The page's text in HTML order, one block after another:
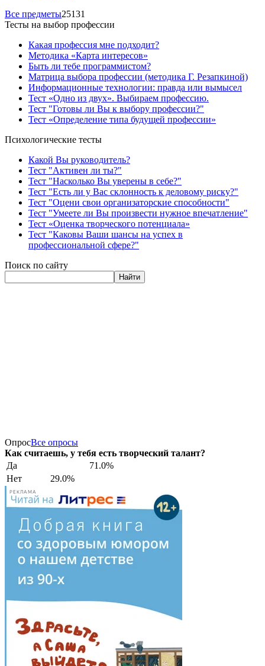
Все предметы25131
Тесты на выбор профессии
Какая профессия мне подходит?
Методика «Карта интересов»
Быть ли тебе программистом?
Матрица выбора профессии (методика Г. Резапкиной)
Информационные технологии: правда или вымысел
Тест «Одно из двух». Выбираем профессию.
Тест "Готовы ли Вы к выбору профессии?"
Тест «Определение типа будущей профессии»
Психологические тесты
Какой Вы руководитель?
Тест "Активен ли ты?"
Тест "Насколько Вы уверены в себе?"
Тест "Есть ли у Вас склонность к деловому риску?"
Тест "Оцени свои организаторские способности"
Тест "Умеете ли Вы произвести нужное впечатление"
Тест «Оценка творческого потенциала»
Тест "Каковы Ваши шансы на успех в
профессиональной сфере?"
Поиск по сайту
Найти
ОпросВсе опросы
Как считаешь, у тебя есть творческий талант?
Да
71.0%
Нет
29.0%
РЕКЛАМА